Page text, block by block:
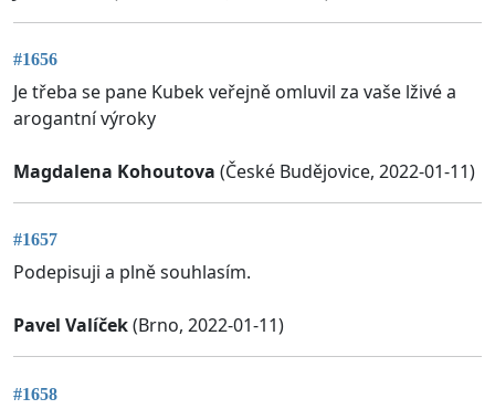
#1656
Je třeba se pane Kubek veřejně omluvil za vaše lživé a
arogantní výroky
Magdalena Kohoutova (České Budějovice, 2022-01-11)
#1657
Podepisuji a plně souhlasím.
Pavel Valíček(Brno, 2022-01-11)
#1658